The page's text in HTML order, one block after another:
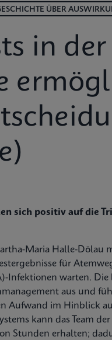
ÜBER
in der
sich positiv auf die
Maria Halle-Dölau
für
Infektionen warten.
aus und
Aufwand im Hinblick
kann das Team
Stunden erhalten;